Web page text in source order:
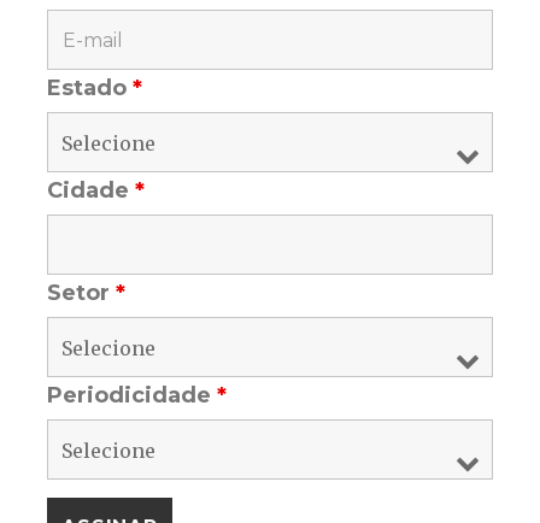
Estado*
Cidade*
Setor*
Periodicidade*